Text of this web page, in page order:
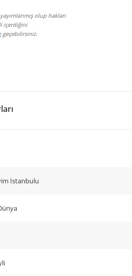
olup hakları
içerdiğini
geçebilirsiniz.
İstanbulu